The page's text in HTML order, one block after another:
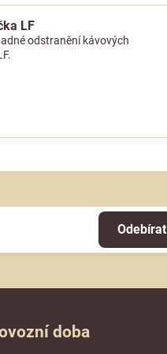
LF
odstranění kávových
Odebírat
doba